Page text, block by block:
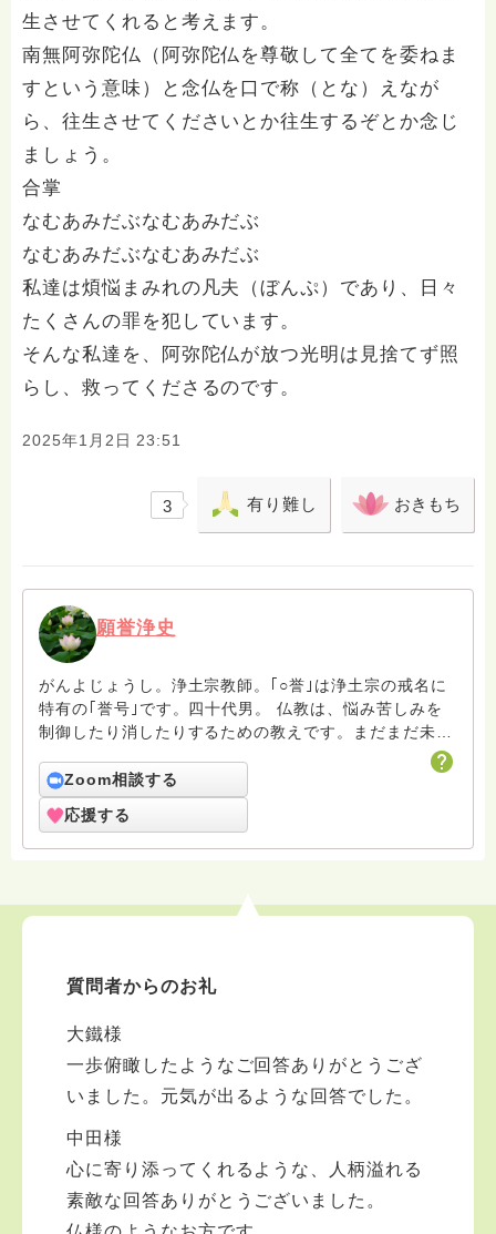
生させてくれると考えます。
南無阿弥陀仏（阿弥陀仏を尊敬して全てを委ねま
すという意味）と念仏を口で称（とな）えなが
ら、往生させてくださいとか往生するぞとか念じ
ましょう。
合掌
なむあみだぶなむあみだぶ
なむあみだぶなむあみだぶ
私達は煩悩まみれの凡夫（ぼんぷ）であり、日々
たくさんの罪を犯しています。
そんな私達を、阿弥陀仏が放つ光明は見捨てず照
らし、救ってくださるのです。
2025年1月2日 23:51
3 有り難し おきもち
願誉浄史
がんよじょうし。浄土宗教師。｢○誉｣は浄土宗の戒名に
特有の｢誉号｣です。四十代男。 仏教は、悩み苦しみを
制御したり消したりするための教えです。まだまだ未熟
Zoom相談する
応援する
質問者からのお礼
大鐵様
一歩俯瞰したようなご回答ありがとうござ
いました。元気が出るような回答でした。
中田様
心に寄り添ってくれるような、人柄溢れる
素敵な回答ありがとうございました。